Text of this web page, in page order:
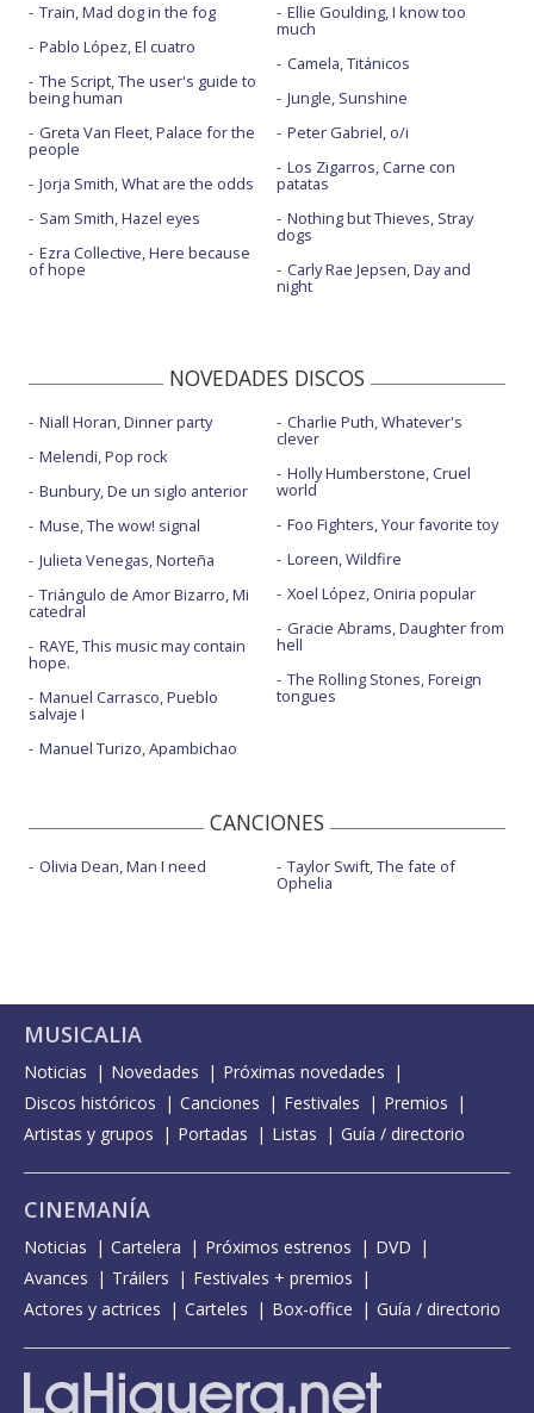
Train, Mad dog in the fog
Pablo López, El cuatro
The Script, The user's guide to
being human
Greta Van Fleet, Palace for the
people
Jorja Smith, What are the odds
Sam Smith, Hazel eyes
Ezra Collective, Here because
of hope
Ellie Goulding, I know too
much
Camela, Titánicos
Jungle, Sunshine
Peter Gabriel, o/i
Los Zigarros, Carne con
patatas
Nothing but Thieves, Stray
dogs
Carly Rae Jepsen, Day and
night
NOVEDADES DISCOS
Niall Horan, Dinner party
Melendi, Pop rock
Bunbury, De un siglo anterior
Muse, The wow! signal
Julieta Venegas, Norteña
Triángulo de Amor Bizarro, Mi
catedral
RAYE, This music may contain
hope.
Manuel Carrasco, Pueblo
salvaje I
Manuel Turizo, Apambichao
Charlie Puth, Whatever's
clever
Holly Humberstone, Cruel
world
Foo Fighters, Your favorite toy
Loreen, Wildfire
Xoel López, Oniria popular
Gracie Abrams, Daughter from
hell
The Rolling Stones, Foreign
tongues
CANCIONES
Olivia Dean, Man I need Taylor Swift, The fate of
Ophelia
MUSICALIA
Noticias Novedades
Próximas novedades
Discos históricos
Canciones Festivales
Premios
Artistas y grupos
Portadas Listas Guía / directorio
CINEMANÍA
Noticias Cartelera Próximos estrenos
DVD
Avances
Tráilers
Festivales + premios
Actores y actrices
Carteles Box-office Guía / directorio